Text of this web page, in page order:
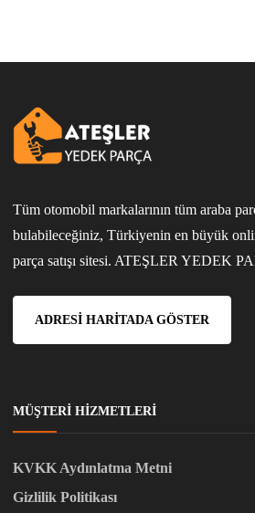
Tüm otomobil markalarının tüm araba
bulabileceğiniz, Türkiyenin en büyük
parça satışı sitesi. ATEŞLER YEDEK
ADRESI HARITADA GÖSTER
MÜŞTERI HIZMETLERI
KVKK Aydınlatma Metni
Gizlilik Politikası